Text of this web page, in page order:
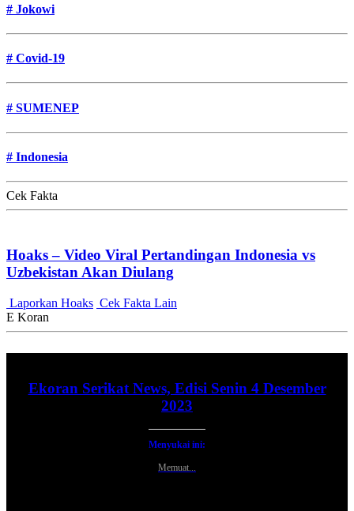
# Jokowi
# Covid-19
# SUMENEP
# Indonesia
Cek Fakta
Hoaks – Video Viral Pertandingan Indonesia vs
Uzbekistan Akan Diulang
Laporkan Hoaks Cek Fakta Lain
E Koran
Ekoran Serikat News, Edisi Senin 4 Desember
2023
Menyukai ini:
Memuat...